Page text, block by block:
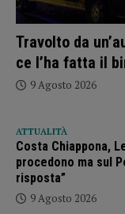
Travolto da
ce l’ha fatta il
9 Agosto 2026
ATTUALITÀ
Costa Chiappona,
procedono ma sul
risposta”
9 Agosto 2026